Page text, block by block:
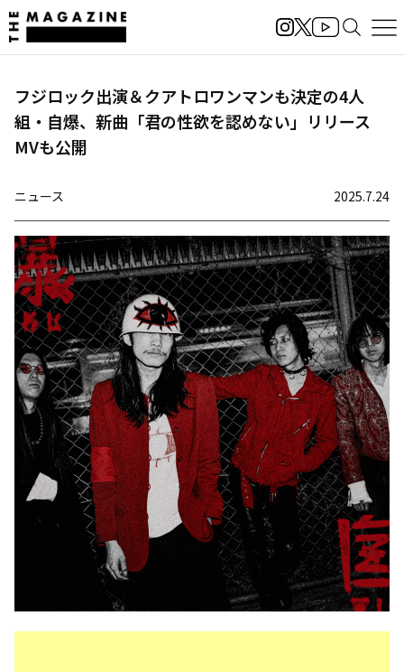
フジロック出演＆クアトロワンマンも決定の4人
組・自爆、新曲「君の性欲を認めない」リリース
MVも公開
ニュース 2025.7.24